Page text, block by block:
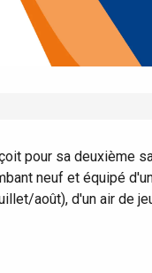
pour sa deuxième
neuf et équipé
août), d'un air de